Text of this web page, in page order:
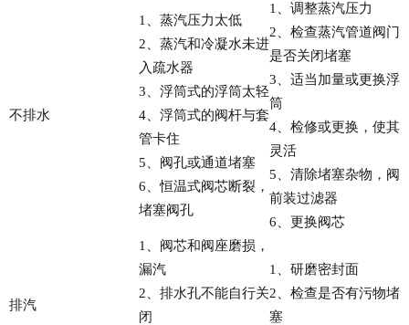
不排水
1、蒸汽压力太低
2、蒸汽和冷凝水未进
入疏水器
3、浮筒式的浮筒太轻
4、浮筒式的阀杆与套
管卡住
5、阀孔或通道堵塞
6、恒温式阀芯断裂，
堵塞阀孔
1、调整蒸汽压力
2、检查蒸汽管道阀门
是否关闭堵塞
3、适当加量或更换浮
筒
4、检修或更换，使其
灵活
5、清除堵塞杂物，阀
前装过滤器
6、更换阀芯
排汽
1、阀芯和阀座磨损，
漏汽
2、排水孔不能自行关
闭
1、研磨密封面
2、检查是否有污物堵
塞